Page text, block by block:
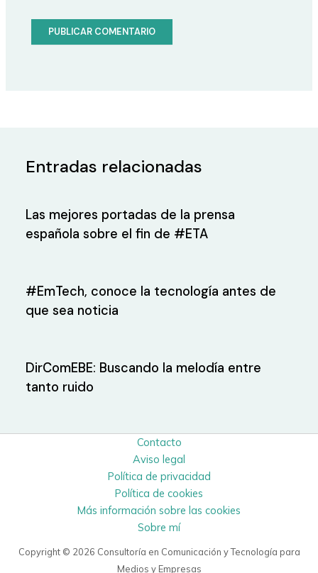
Entradas relacionadas
Las mejores portadas de la prensa
española sobre el fin de #ETA
#EmTech, conoce la tecnología antes de
que sea noticia
DirComEBE: Buscando la melodía entre
tanto ruido
Contacto
Aviso legal
Política de privacidad
Política de cookies
Más información sobre las cookies
Sobre mí
Copyright © 2026 Consultoría en Comunicación y Tecnología para
Medios y Empresas